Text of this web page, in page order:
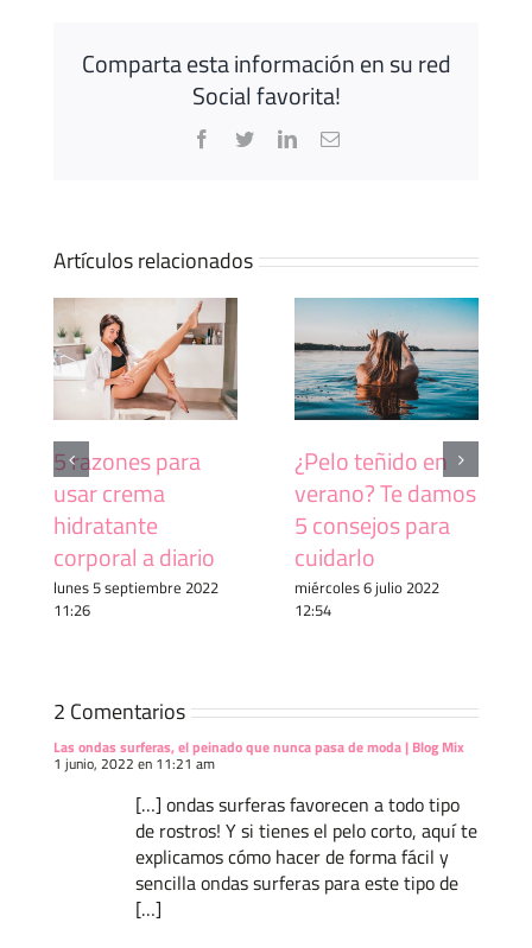
Comparta esta información en su red
Social favorita!
Facebook
TwitterLinkedInCorreo
Artículos relacionados
5 razones para
usar crema
hidratante
corporal a diario
lunes 5 septiembre 2022
11:26
¿Pelo teñido en
verano? Te damos
5 consejos para
cuidarlo
miércoles 6 julio 2022
12:54
2 Comentarios
Las ondas surferas, el peinado que nunca pasa de moda | Blog Mix
1 junio, 2022 en 11:21 am
[…] ondas surferas favorecen a todo tipo
de rostros! Y si tienes el pelo corto, aquí te
explicamos cómo hacer de forma fácil y
sencilla ondas surferas para este tipo de
[…]